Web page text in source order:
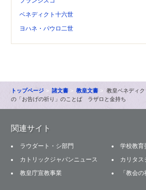
ベネディクト十六世
ヨハネ・パウロ二世
トップページ 諸文書 教皇文書
教皇ベネディ
の「お告げの祈り」のことば ラザロと金持ち
関連サイト
ラウダート・シ部門
学校教育
カトリックジャパンニュース
カリタス
教皇庁宣教事業
「教会